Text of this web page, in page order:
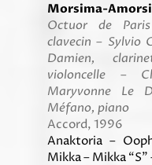
Morsima-
Octuor de Paris
clavecin – Sylvio
Damien,
violoncelle –
Maryvonne Le
Méfano, piano
Accord, 1996
Anaktoria –
Mikka – Mikka “S”